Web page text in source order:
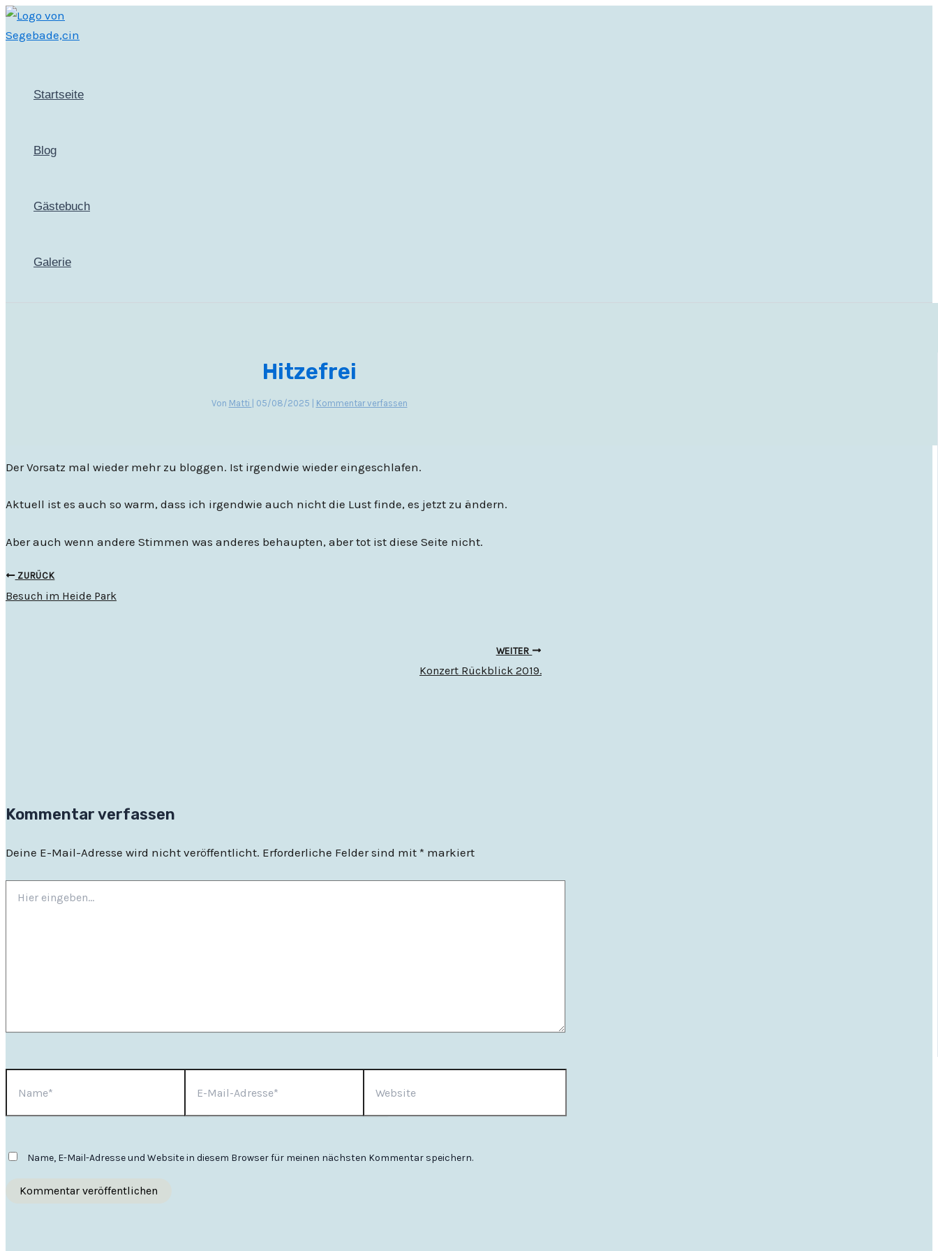
Zum
Inhalt
Startseite
Blog
Gästebuch
Galerie
Hitzefrei
Von Matti | 05/08/2025 | Kommentar verfassen
Der Vorsatz mal wieder mehr zu bloggen. Ist irgendwie wieder eingeschlafen.
Aktuell ist es auch so warm, dass ich irgendwie auch nicht die Lust finde, es jetzt zu ändern.
Aber auch wenn andere Stimmen was anderes behaupten, aber tot ist diese Seite nicht.
ZURÜCK
Besuch im Heide Park
WEITER
Konzert Rückblick 2019.
Kommentar verfassen
Deine E-Mail-Adresse wird nicht veröffentlicht. Erforderliche Felder sind mit * markiert
eingeben…
Mail-
Name, E-Mail-Adresse und Website in diesem Browser für meinen nächsten Kommentar speichern.